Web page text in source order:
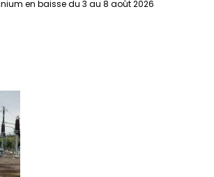
en baisse du 3 au 8 août 2026